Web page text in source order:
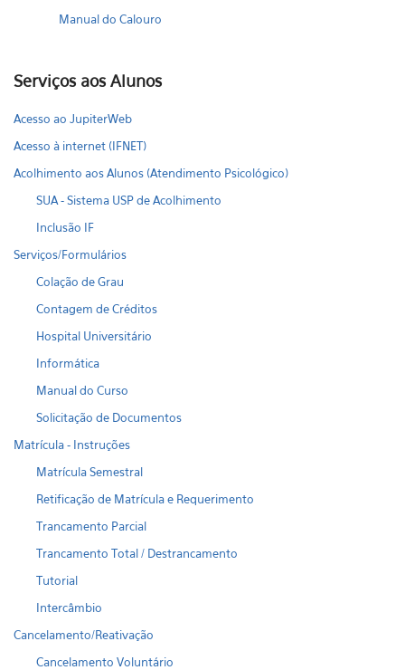
Manual do Calouro
Serviços aos Alunos
Acesso ao JupiterWeb
Acesso à internet (IFNET)
Acolhimento aos Alunos (Atendimento Psicológico)
SUA - Sistema USP de Acolhimento
Inclusão IF
Serviços/Formulários
Colação de Grau
Contagem de Créditos
Hospital Universitário
Informática
Manual do Curso
Solicitação de Documentos
Matrícula - Instruções
Matrícula Semestral
Retificação de Matrícula e Requerimento
Trancamento Parcial
Trancamento Total / Destrancamento
Tutorial
Intercâmbio
Cancelamento/Reativação
Cancelamento Voluntário